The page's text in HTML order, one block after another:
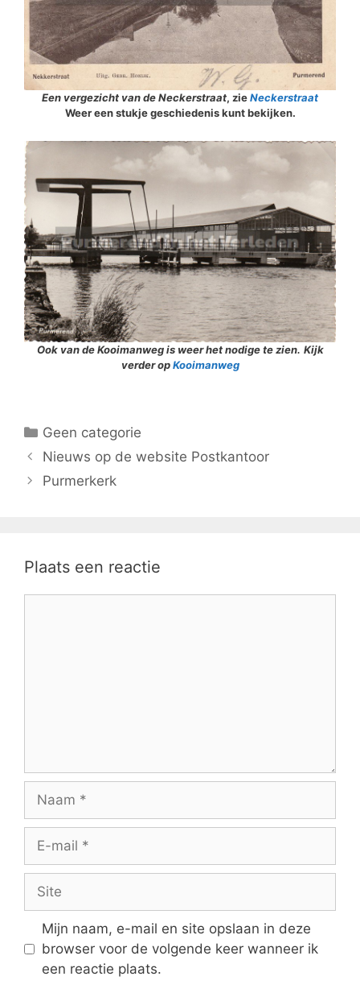
Een vergezicht van de Neckerstraat, zieNeckerstraat
Weer een stukje geschiedenis kunt bekijken.
Ook van de Kooimanweg is weer het nodige te zien. Kijk
verder opKooimanweg
Categorieën
Geen categorie
Nieuws op de website Postkantoor
Purmerkerk
Plaats een reactie
Naam
Site
Mijn naam, e-mail en site opslaan in deze
browser voor de volgende keer wanneer ik
een reactie plaats.